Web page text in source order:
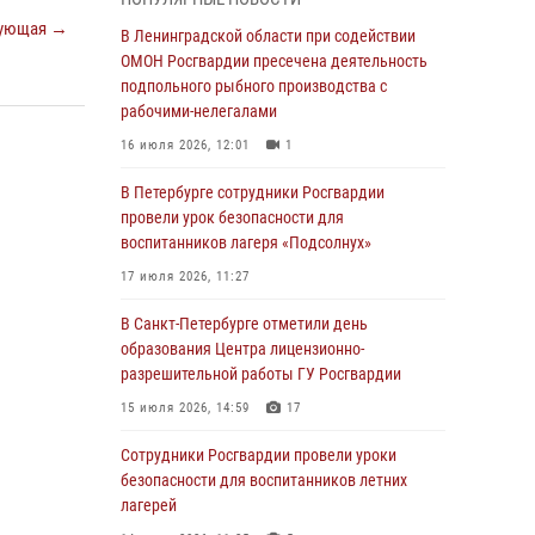
→
Петербургские росгвардейцы обнаружили
объявленный в розыск автомобиль, ранее
использовавшийся при совершении кражи в
В Зеленогорске сотрудники Росгвардии, став
очевидцами серьезного ДТП, вызвали на
пострадавшим
03 августа 2026, 14:15 3 1
Росгвардейцы приняли участие в Большом
03 августа 2026, 13:26 5
В Ленинградской области сотрудники
Росгвардии обнаружили пропавшего
В Ленинградской области при содействии
ОМОН Росгвардии пресечена деятельность
подпольного рыбного производства с
рабочими-нелегалами
16 июля 2026, 12:01 1
В Петербурге сотрудники Росгвардии
провели урок безопасности для
воспитанников лагеря «Подсолнух»
17 июля 2026, 11:27
В Санкт-Петербурге отметили день
образования Центра лицензионно-
разрешительной работы ГУ Росгвардии
15 июля 2026, 14:59 17
Сотрудники Росгвардии провели уроки
безопасности для воспитанников летних
лагерей